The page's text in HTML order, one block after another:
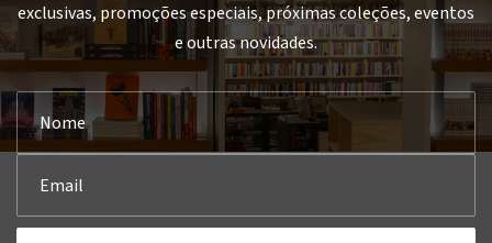
exclusivas, promoções especiais, próximas coleções, eventos
e outras novidades.